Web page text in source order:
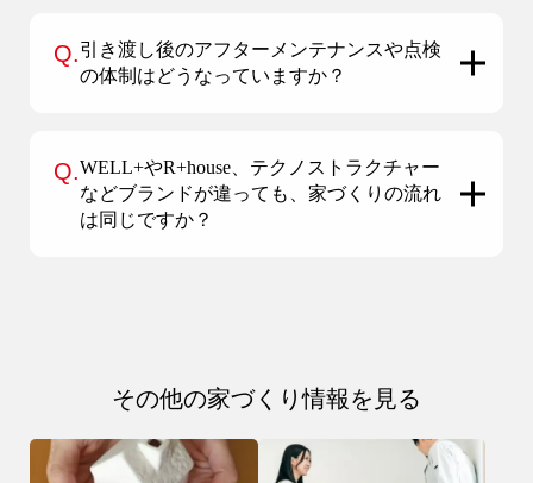
Q.引き渡し後のアフターメンテナンスや点検
の体制はどうなっていますか？
Q.WELL+やR+house、テクノストラクチャー
などブランドが違っても、家づくりの流れ
は同じですか？
その他の家づくり情報を見る